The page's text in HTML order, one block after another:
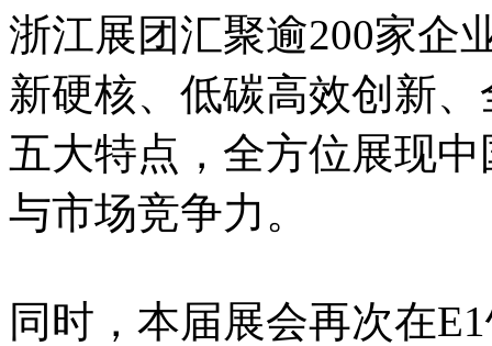
浙江展团汇聚逾200家企
新硬核、低碳高效创新
五大特点，全方位展现
与市场竞争力。
同时，本届展会再次在